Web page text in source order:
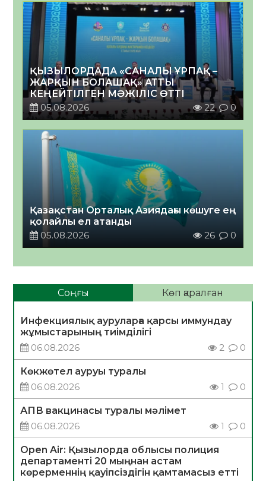
ҚЫЗЫЛОРДАДА «САНАЛЫ ҰРПАҚ –
ЖАРҚЫН БОЛАШАҚ» АТТЫ
КЕҢЕЙТІЛГЕН МӘЖІЛІС ӨТТІ
05.08.2026
22 0
Қазақстан Орталық Азиядағы көшуге ең
қолайлы ел атанды
05.08.2026
26 0
Соңғы Көп қаралған
Инфекциялық ауруларға қарсы иммундау
жұмыстарының тиімділігі
06.08.2026
2 0
Көкжөтел ауруы туралы
06.08.2026
1 0
АПВ вакцинасы туралы мәлімет
06.08.2026
1 0
Open Air: Қызылорда облысы полиция
департаменті 20 мыңнан астам
көрерменнің қауіпсіздігін қамтамасыз етті